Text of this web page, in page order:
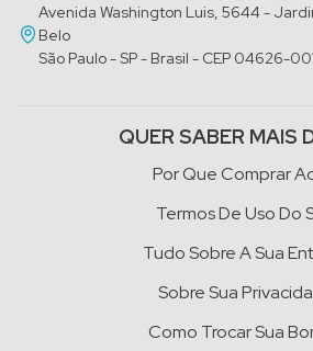
Avenida Washington Luis, 5644 -
Belo
São Paulo - SP - Brasil - CEP 04626-
QUER SABER MAIS
Por Que Comprar
Termos De Uso Do
Tudo Sobre A Sua
Sobre Sua
Como Trocar Sua